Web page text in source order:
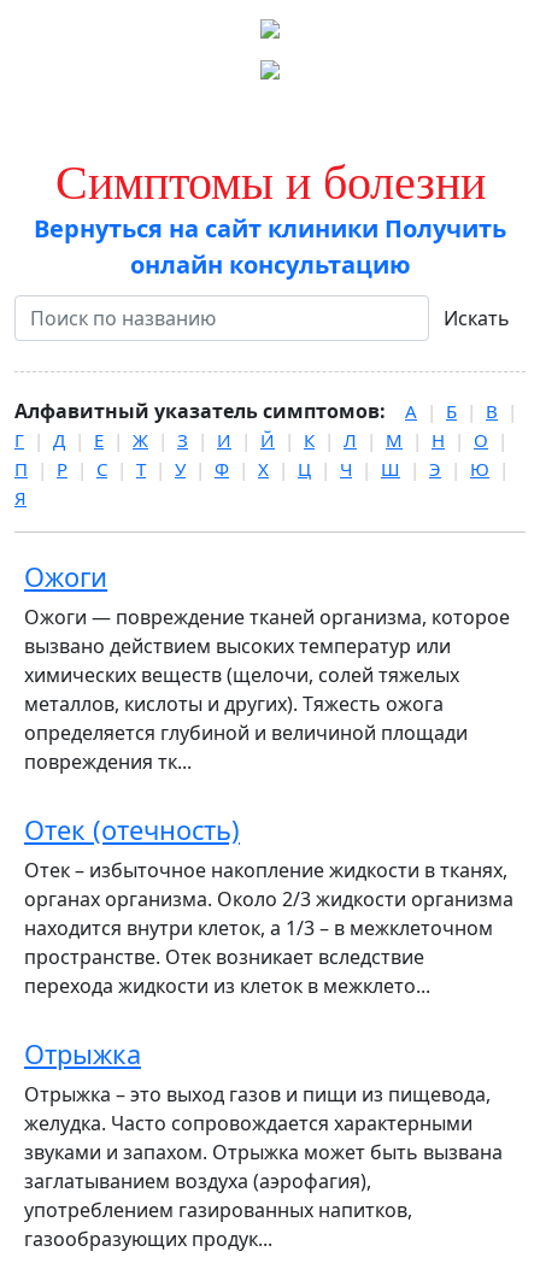
Симптомы и болезни
Вернуться на сайт клиники Получить
онлайн консультацию
Искать
Алфавитный указатель симптомов: А | Б | В |
Г | Д | Е | Ж | З | И | Й | К | Л | М | Н | О |
П | Р | С | Т| У| Ф | Х | Ц | Ч | Ш | Э | Ю |
Я
Ожоги
Ожоги — повреждение тканей организма, которое
вызвано действием высоких температур или
химических веществ (щелочи, солей тяжелых
металлов, кислоты и других). Тяжесть ожога
определяется глубиной и величиной площади
повреждения тк...
Отек (отечность)
Отек – избыточное накопление жидкости в тканях,
органах организма. Около 2/3 жидкости организма
находится внутри клеток, а 1/3 – в межклеточном
пространстве. Отек возникает вследствие
перехода жидкости из клеток в межклето...
Отрыжка
Отрыжка – это выход газов и пищи из пищевода,
желудка. Часто сопровождается характерными
звуками и запахом. Отрыжка может быть вызвана
заглатыванием воздуха (аэрофагия),
употреблением газированных напитков,
газообразующих продук...